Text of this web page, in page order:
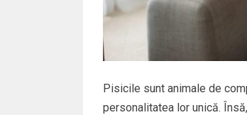
Pisicile sunt animale de
personalitatea lor unică.